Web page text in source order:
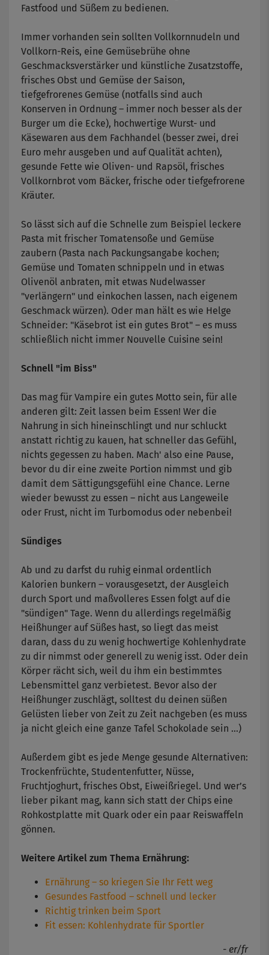
Fastfood und Süßem zu bedienen.
Immer vorhanden sein sollten Vollkornnudeln und
Vollkorn-Reis, eine Gemüsebrühe ohne
Geschmacksverstärker und künstliche Zusatzstoffe,
frisches Obst und Gemüse der Saison,
tiefgefrorenes Gemüse (notfalls sind auch
Konserven in Ordnung – immer noch besser als der
Burger um die Ecke), hochwertige Wurst- und
Käsewaren aus dem Fachhandel (besser zwei, drei
Euro mehr ausgeben und auf Qualität achten),
gesunde Fette wie Oliven- und Rapsöl, frisches
Vollkornbrot vom Bäcker, frische oder tiefgefrorene
Kräuter.
So lässt sich auf die Schnelle zum Beispiel leckere
Pasta mit frischer Tomatensoße und Gemüse
zaubern (Pasta nach Packungsangabe kochen;
Gemüse und Tomaten schnippeln und in etwas
Olivenöl anbraten, mit etwas Nudelwasser
"verlängern" und einkochen lassen, nach eigenem
Geschmack würzen). Oder man hält es wie Helge
Schneider: "Käsebrot ist ein gutes Brot" – es muss
schließlich nicht immer Nouvelle Cuisine sein!
Schnell "im Biss"
Das mag für Vampire ein gutes Motto sein, für alle
anderen gilt: Zeit lassen beim Essen! Wer die
Nahrung in sich hineinschlingt und nur schluckt
anstatt richtig zu kauen, hat schneller das Gefühl,
nichts gegessen zu haben. Mach' also eine Pause,
bevor du dir eine zweite Portion nimmst und gib
damit dem Sättigungsgefühl eine Chance. Lerne
wieder bewusst zu essen – nicht aus Langeweile
oder Frust, nicht im Turbomodus oder nebenbei!
Sündiges
Ab und zu darfst du ruhig einmal ordentlich
Kalorien bunkern – vorausgesetzt, der Ausgleich
durch Sport und maßvolleres Essen folgt auf die
"sündigen" Tage. Wenn du allerdings regelmäßig
Heißhunger auf Süßes hast, so liegt das meist
daran, dass du zu wenig hochwertige Kohlenhydrate
zu dir nimmst oder generell zu wenig isst. Oder dein
Körper rächt sich, weil du ihm ein bestimmtes
Lebensmittel ganz verbietest. Bevor also der
Heißhunger zuschlägt, solltest du deinen süßen
Gelüsten lieber von Zeit zu Zeit nachgeben (es muss
ja nicht gleich eine ganze Tafel Schokolade sein ...)
Außerdem gibt es jede Menge gesunde Alternativen:
Trockenfrüchte, Studentenfutter, Nüsse,
Fruchtjoghurt, frisches Obst, Eiweißriegel. Und wer’s
lieber pikant mag, kann sich statt der Chips eine
Rohkostplatte mit Quark oder ein paar Reiswaffeln
gönnen.
Weitere Artikel zum Thema Ernährung:
Ernährung – so kriegen Sie Ihr Fett weg
Gesundes Fastfood – schnell und lecker
Richtig trinken beim Sport
Fit essen: Kohlenhydrate für Sportler
- er/fr